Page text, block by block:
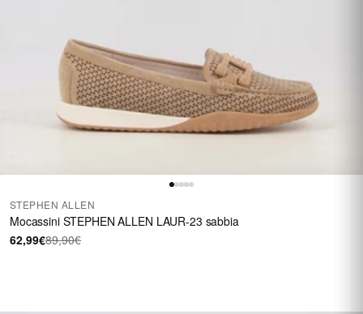
STEPHEN ALLEN
Mocassini STEPHEN ALLEN LAUR-23 sabbia
62,99€89,90€